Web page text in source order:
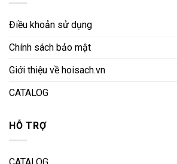
Điều khoản sử dụng
Chính sách bảo mật
Giới thiệu về hoisach.vn
CATALOG
HỖ TRỢ
CATALOG